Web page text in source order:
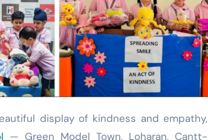
display of kindness and empathy,
— Green Model Town, Loharan, Cantt-